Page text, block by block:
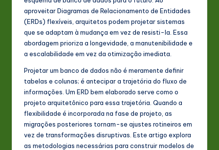
in
A
&
o
ft
w
aproveitar Diagramas de Relacionamento de Entidades
(ERDs) flexíveis, arquitetos podem projetar sistemas
que se adaptam à mudança em vez de resisti-la. Essa
abordagem prioriza a longevidade, a manutenibilidade e
a escalabilidade em vez da otimização imediata.
Projetar um banco de dados não é meramente definir
tabelas e colunas; é antecipar a trajetória do fluxo de
informações. Um ERD bem elaborado serve como o
projeto arquitetônico para essa trajetória. Quando a
flexibilidade é incorporada na fase de projeto, as
migrações posteriores tornam-se ajustes rotineiros em
vez de transformações disruptivas. Este artigo explora
as metodologias necessárias para construir modelos de